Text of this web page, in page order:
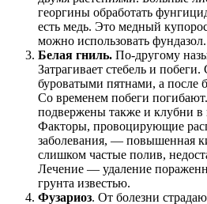
георгины обработать
есть медь. Это медный
можно использовать фундазол.
Белая гниль. По-другому
Затрагивает стебель и
буроватыми пятнами, а
Со временем побеги
подвержены также и клубни в
Факторы, провоцирующие
заболевания, — повышенная
слишком частые полив,
Лечение — удаление
грунта известью.
Фузариоз. От болезни